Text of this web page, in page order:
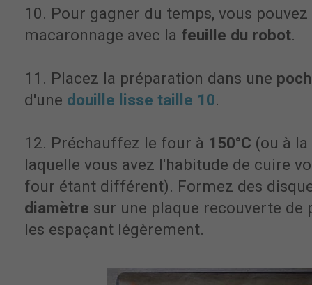
10. Pour gagner du temps, vous
macaronnage avec la feuille du robot.
11. Placez la préparation dans une
d'une douille lisse taille 10.
12. Préchauffez le four à 150°C (ou à
laquelle vous avez l'habitude de cuire
four étant différent). Formez des
diamètre sur une plaque recouverte de
les espaçant légèrement.